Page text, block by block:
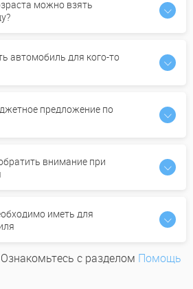
можно взять
автомобиль для кого-то
предложение по
внимание при
иметь для
с разделом Помощь